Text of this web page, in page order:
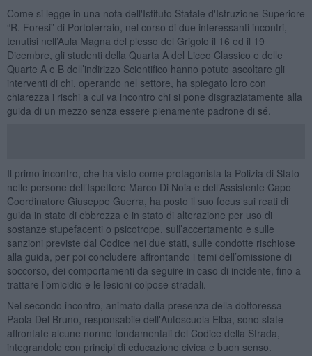
Come si legge in una nota dell'Istituto Statale d'Istruzione Superiore
“R. Foresi” di Portoferraio, nel corso di due interessanti incontri,
tenutisi nell’Aula Magna del plesso del Grigolo il 16 ed il 19
Dicembre, gli studenti della Quarta A del Liceo Classico e delle
Quarte A e B dell’indirizzo Scientifico hanno potuto ascoltare gli
interventi di chi, operando nel settore, ha spiegato loro con
chiarezza i rischi a cui va incontro chi si pone disgraziatamente alla
guida di un mezzo senza essere pienamente padrone di sé.
Il primo incontro, che ha visto come protagonista la Polizia di Stato
nelle persone dell’Ispettore Marco Di Noia e dell’Assistente Capo
Coordinatore Giuseppe Guerra, ha posto il suo focus sui reati di
guida in stato di ebbrezza e in stato di alterazione per uso di
sostanze stupefacenti o psicotrope, sull’accertamento e sulle
sanzioni previste dal Codice nei due stati, sulle condotte rischiose
alla guida, per poi concludere affrontando i temi dell’omissione di
soccorso, dei comportamenti da seguire in caso di incidente, fino a
trattare l’omicidio e le lesioni colpose stradali.
Nel secondo incontro, animato dalla presenza della dottoressa
Paola Del Bruno, responsabile dell'Autoscuola Elba, sono state
affrontate alcune norme fondamentali del Codice della Strada,
integrandole con principi di educazione civica e buon senso.